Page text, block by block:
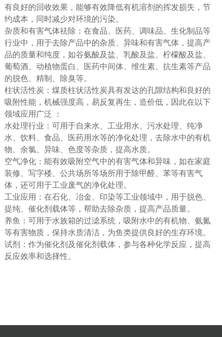
有良好的回收效果，能够有效降低有机溶剂的挥发损失，节
约成本，同时减少对环境的污染。
杂质和有害气体祛除：在食品、医药、调味品、生化制品等
行业中，用于去除产品中的杂质、异味和有害气体，提高产
品的质量和纯度，如谷氨酸及盐、乳酸及盐、柠檬酸及盐、
葡萄酒、动植物蛋白、医药中间体、维生素、抗生素等产品
的脱色、精制、除臭等。
柱状活性炭：煤质柱状活性炭具有发达的孔隙结构和良好的
吸附性能，机械强度高，易反复再生，造价低，因此在以下
领域应用广泛 ：
水处理行业：可用于自来水、工业用水、污水处理、纯净
水、饮料、食品、医药用水等的净化处理，去除水中的有机
物、余氯、异味、色度等杂质，提高水质。
空气净化：能有效吸附空气中的有害气体和异味，如在家庭
装修、写字楼、公共场所等场所用于除甲醛、苯等有害气
体，还可用于工业废气的净化处理。
工业应用：在石化、冶金、印染等工业领域中，用于脱色、
提纯、催化剂载体等，帮助去除杂质，提高产品质量。
养鱼：可用于水族箱的过滤系统，吸附水中的有机物、氨氮
等有害物质，保持水质清洁，为鱼类提供良好的生存环境。
试剂：作为催化剂及催化剂载体，参与各种化学反应，提高
反应效率和选择性。